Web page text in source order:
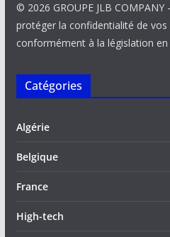
© 2026 GROUPE JLB COMPANY
protéger la confidentialité de
conformément à la législation en
Catégories
Algérie
Belgique
France
High-tech